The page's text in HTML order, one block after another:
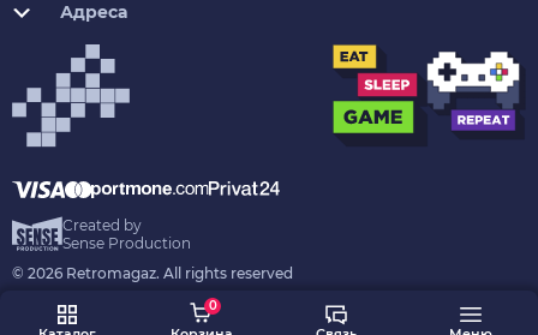
Адреса
Created by
Sense Production
© 2026 Retromagaz. All rights reserved
0